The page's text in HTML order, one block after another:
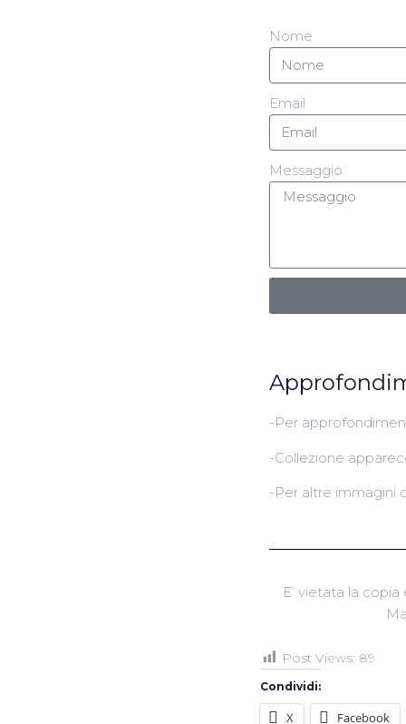
Nome
Email
Messaggio
-Per
-Collezione
-Per altre immagini
E’ vietata la
Post Views: 89
Condividi:
X Facebook